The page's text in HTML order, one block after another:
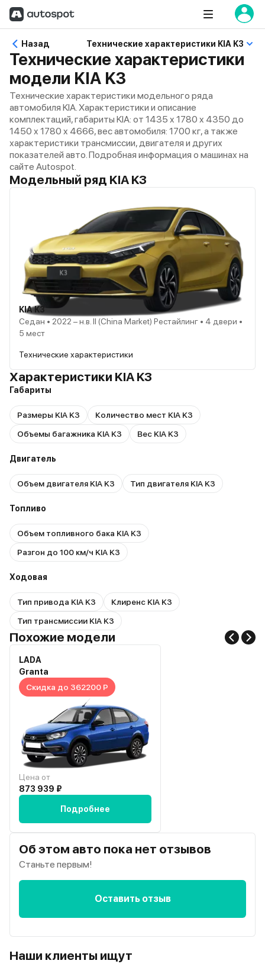
Назад Технические характеристики KIA K3
Технические характеристики
модели KIA K3
Технические характеристики модельного ряда
автомобиля KIA. Характеристики и описание
комплектаций, габариты KIA: от 1435 x 1780 x 4350 до
1450 x 1780 x 4666, вес автомобиля: 1700 кг, а также
характеристики трансмиссии, двигателя и других
показателей авто. Подробная информация о машинах на
сайте Autospot.
Модельный ряд KIA K3
KIA K3
Седан • 2022 – н.в. II (China Market) Рестайлинг • 4 двери •
5 мест
Технические характеристики
Характеристики KIA K3
Габариты
Размеры KIA K3
Количество мест KIA K3
Объемы багажника KIA K3
Вес KIA K3
Двигатель
Объем двигателя KIA K3 Тип двигателя KIA K3
Топливо
Объем топливного бака KIA K3
Разгон до 100 км/ч KIA K3
Ходовая
Тип привода KIA K3
Клиренс KIA K3
Тип трансмиссии KIA K3
Похожие модели
LADA
Granta
Скидка до 362200 Р
Цена от
873 939 ₽
Подробнее
Об этом авто пока нет отзывов
Станьте первым!
Оставить отзыв
Наши клиенты ищут